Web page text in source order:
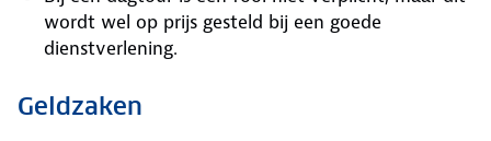
wordt wel op prijs gesteld bij een goede
dienstverlening.
Geldzaken